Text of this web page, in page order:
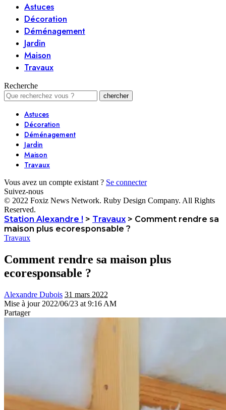
Astuces
Décoration
Déménagement
Jardin
Maison
Travaux
Recherche
Astuces
Décoration
Déménagement
Jardin
Maison
Travaux
Vous avez un compte existant ? Se connecter
Suivez-nous
© 2022 Foxiz News Network. Ruby Design Company. All Rights
Reserved.
Station Alexandre ! > Travaux > Comment rendre sa
maison plus ecoresponsable ?
Travaux
Comment rendre sa maison plus
ecoresponsable ?
Alexandre Dubois 31 mars 2022
Mise à jour 2022/06/23 at 9:16 AM
Partager